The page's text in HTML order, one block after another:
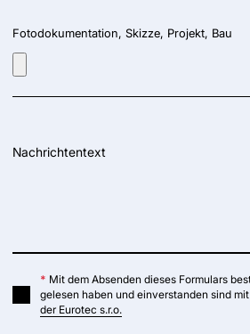
Fotodokumentation, Skizze, Projekt, Bau
Nachrichtentext
* Mit dem Absenden dieses Formulars
gelesen haben und einverstanden sind mit
der Eurotec s.r.o.